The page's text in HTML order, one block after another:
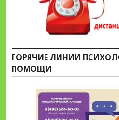
ГОРЯЧИЕ ЛИНИИ
ПОМОЩИ